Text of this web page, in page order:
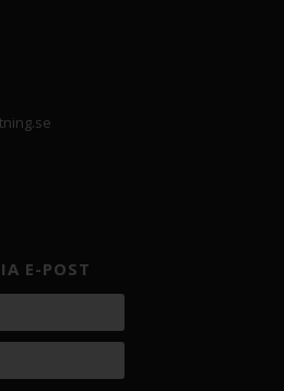
E-POST